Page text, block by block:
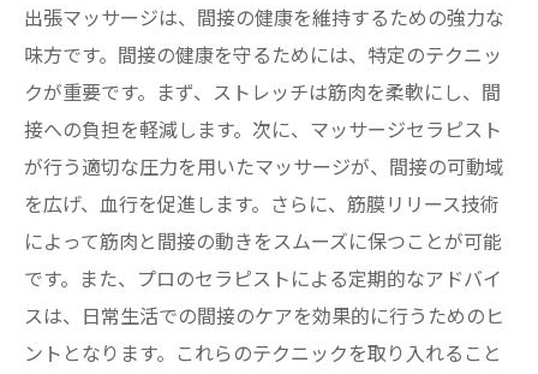
硬くなった間接を柔らかくする施術法
間接の動きをスムーズにするための工夫
プロの技術で解きほぐす間接の硬さ
施術による血行促進とその効果
日常生活でできる簡単な間接ケア法
間接の健康を守るための予防策
間接の痛みを和らげる出張マッサージの科学的
アプローチ
間接痛の原因を知るための科学的視点
出張マッサージは、間接の健康を維持するための強力な
味方です。間接の健康を守るためには、特定のテクニッ
クが重要です。まず、ストレッチは筋肉を柔軟にし、間
接への負担を軽減します。次に、マッサージセラピスト
が行う適切な圧力を用いたマッサージが、間接の可動域
を広げ、血行を促進します。さらに、筋膜リリース技術
によって筋肉と間接の動きをスムーズに保つことが可能
です。また、プロのセラピストによる定期的なアドバイ
スは、日常生活での間接のケアを効果的に行うためのヒ
ントとなります。これらのテクニックを取り入れること